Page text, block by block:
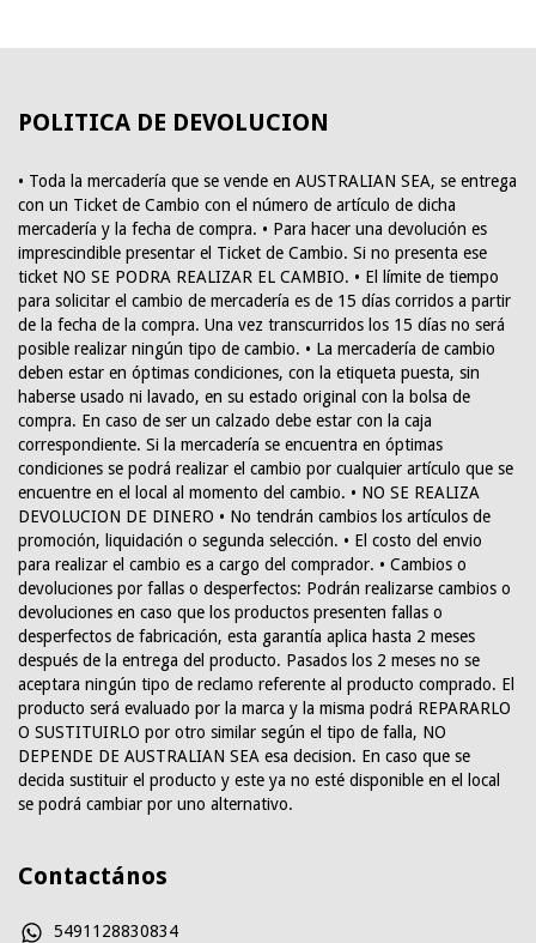
POLITICA DE DEVOLUCION
• Toda la mercadería que se vende en AUSTRALIAN SEA, se entrega
con un Ticket de Cambio con el número de artículo de dicha
mercadería y la fecha de compra. • Para hacer una devolución es
imprescindible presentar el Ticket de Cambio. Si no presenta ese
ticket NO SE PODRA REALIZAR EL CAMBIO. • El límite de tiempo
para solicitar el cambio de mercadería es de 15 días corridos a partir
de la fecha de la compra. Una vez transcurridos los 15 días no será
posible realizar ningún tipo de cambio. • La mercadería de cambio
deben estar en óptimas condiciones, con la etiqueta puesta, sin
haberse usado ni lavado, en su estado original con la bolsa de
compra. En caso de ser un calzado debe estar con la caja
correspondiente. Si la mercadería se encuentra en óptimas
condiciones se podrá realizar el cambio por cualquier artículo que se
encuentre en el local al momento del cambio. • NO SE REALIZA
DEVOLUCION DE DINERO • No tendrán cambios los artículos de
promoción, liquidación o segunda selección. • El costo del envio
para realizar el cambio es a cargo del comprador. • Cambios o
devoluciones por fallas o desperfectos: Podrán realizarse cambios o
devoluciones en caso que los productos presenten fallas o
desperfectos de fabricación, esta garantía aplica hasta 2 meses
después de la entrega del producto. Pasados los 2 meses no se
aceptara ningún tipo de reclamo referente al producto comprado. El
producto será evaluado por la marca y la misma podrá REPARARLO
O SUSTITUIRLO por otro similar según el tipo de falla, NO
DEPENDE DE AUSTRALIAN SEA esa decision. En caso que se
decida sustituir el producto y este ya no esté disponible en el local
se podrá cambiar por uno alternativo.
Contactános
5491128830834